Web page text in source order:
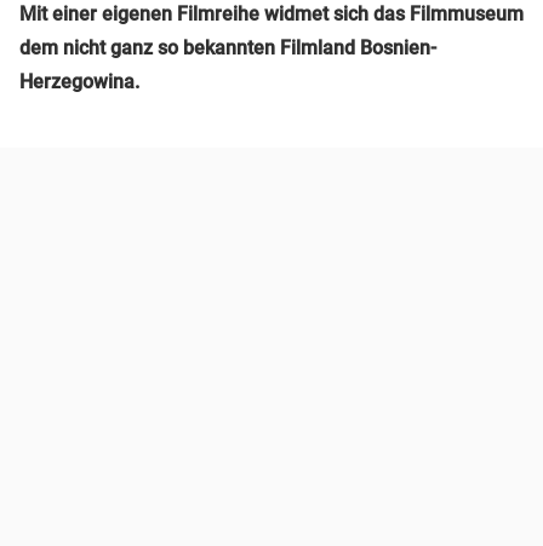
Mit einer eigenen Filmreihe widmet sich das Filmmuseum
dem nicht ganz so bekannten Filmland Bosnien-
Herzegowina.